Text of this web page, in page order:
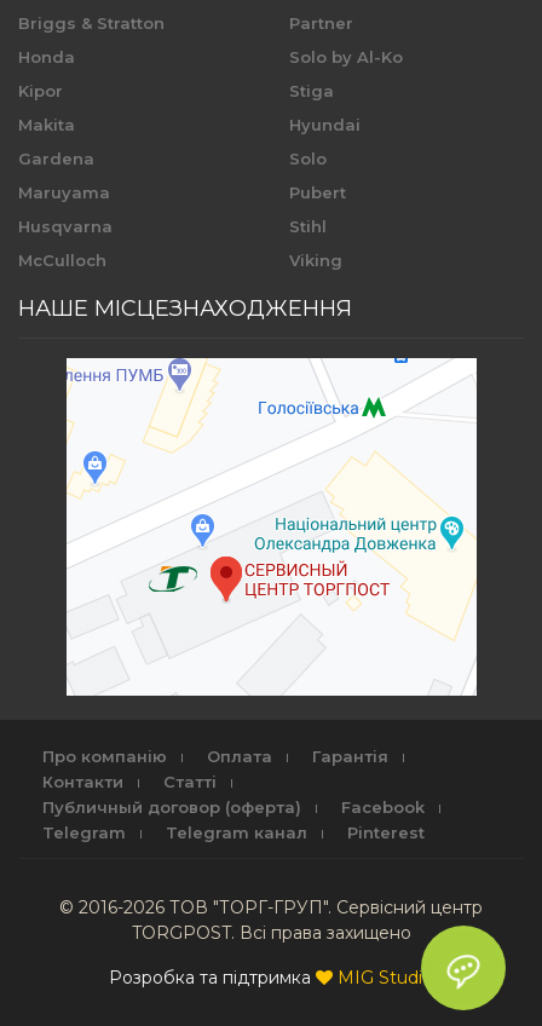
Briggs & Stratton
Honda
Kipor
Makita
Gardena
Maruyama
Husqvarna
McCulloch
Partner
Solo by Al-Ko
Stiga
Hyundai
Solo
Pubert
Stihl
Viking
НАШЕ МІСЦЕЗНАХОДЖЕННЯ
Про компанію Оплата
Гарантія
Контакти
Статті
Публичный договор (оферта)
Facebook
Telegram
Telegram канал Pinterest
© 2016-2026 ТОВ "ТОРГ-ГРУП". Сервісний центр
TORGPOST. Всі права захищено
Розробка та підтримка MIG Studio